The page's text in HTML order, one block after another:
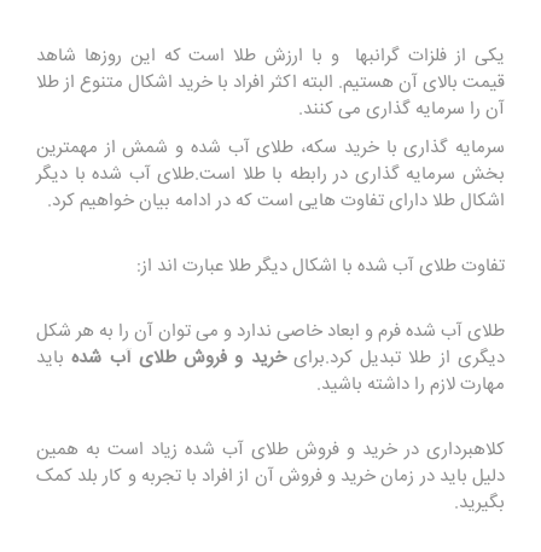
یکی از فلزات گرانبها و با ارزش طلا است که این روزها شاهد
قیمت بالای آن هستیم. البته اکثر افراد با خرید اشکال متنوع از طلا
آن را سرمایه گذاری می کنند.
سرمایه گذاری با خرید سکه، طلای آب شده و شمش از مهمترین
بخش سرمایه گذاری در رابطه با طلا است.طلای آب شده با دیگر
اشکال طلا دارای تفاوت هایی است که در ادامه بیان خواهیم کرد.
تفاوت طلای آب شده با اشکال دیگر طلا عبارت اند از:
طلای آب شده فرم و ابعاد خاصی ندارد و می توان آن را به هر شکل
دیگری از طلا تبدیل کرد.برایخرید و فروش طلای آب شدهباید
مهارت لازم را داشته باشید.
کلاهبرداری در خرید و فروش طلای آب شده زیاد است به همین
دلیل باید در زمان خرید و فروش آن از افراد با تجربه و کار بلد کمک
بگیرید.